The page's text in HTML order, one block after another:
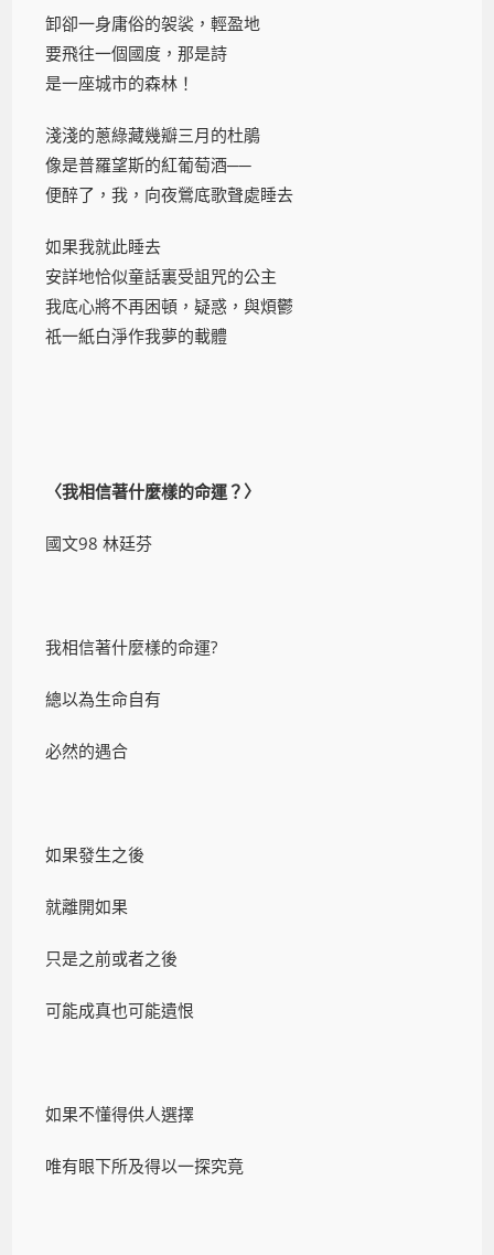
卸卻一身庸俗的袈裟，輕盈地
要飛往一個國度，那是詩
是一座城市的森林！
淺淺的蔥綠藏幾瓣三月的杜鵑
像是普羅望斯的紅葡萄酒──
便醉了，我，向夜鶯底歌聲處睡去
如果我就此睡去
安詳地恰似童話裏受詛咒的公主
我底心將不再困頓，疑惑，與煩鬱
祇一紙白淨作我夢的載體
〈我相信著什麼樣的命運？〉
國文98 林廷芬
我相信著什麼樣的命運?
總以為生命自有
必然的遇合
如果發生之後
就離開如果
只是之前或者之後
可能成真也可能遺恨
如果不懂得供人選擇
唯有眼下所及得以一探究竟